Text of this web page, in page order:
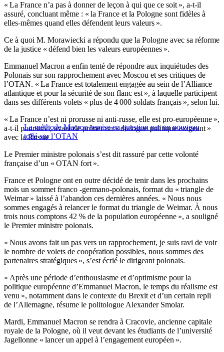
« La France n’a pas à donner de leçon à qui que ce soit », a-t-il
assuré, concluant même : « la France et la Pologne sont fidèles à
elles-mêmes quand elles défendent leurs valeurs ».
Ce à quoi M. Morawiecki a répondu que la Pologne avec sa réforme
de la justice « défend bien les valeurs européennes ».
Emmanuel Macron a enfin tenté de répondre aux inquiétudes des
Polonais sur son rapprochement avec Moscou et ses critiques de
l’OTAN. « La France est totalement engagée au sein de l’Alliance
atlantique et pour la sécurité de son flanc est », à laquelle participent
dans ses différents volets « plus de 4 000 soldats français », selon lui.
La méthode Macron remise en question par un nouveau
tollé sur l’OTAN
« La France n’est ni prorusse ni anti-russe, elle est pro-européenne »,
a-t-il poursuivi, avant de prôner un « dialogue politique exigeant »
avec la Russie.
Le Premier ministre polonais s’est dit rassuré par cette volonté
française d’un « OTAN fort ».
France et Pologne ont en outre décidé de tenir dans les prochains
mois un sommet franco -germano-polonais, format du « triangle de
Weimar » laissé à l’abandon ces dernières années. « Nous nous
sommes engagés à relancer le format du triangle de Weimar. À nous
trois nous comptons 42 % de la population européenne », a souligné
le Premier ministre polonais.
« Nous avons fait un pas vers un rapprochement, je suis ravi de voir
le nombre de volets de coopération possibles, nous sommes des
partenaires stratégiques », s’est écrié le dirigeant polonais.
« Après une période d’enthousiasme et d’optimisme pour la
politique européenne d’Emmanuel Macron, le temps du réalisme est
venu », notamment dans le contexte du Brexit et d’un certain repli
de l’Allemagne, résume le politologue Alexander Smolar.
Mardi, Emmanuel Macron se rendra à Cracovie, ancienne capitale
royale de la Pologne, où il veut devant les étudiants de l’université
Jagellonne « lancer un appel à l’engagement européen ».